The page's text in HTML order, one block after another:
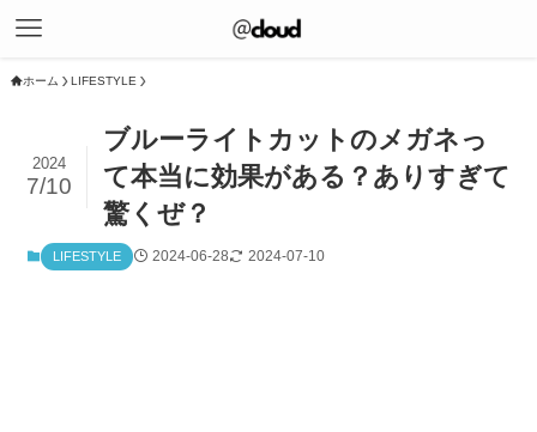
ホーム LIFESTYLE
ブルーライトカットのメガネっ
て本当に効果がある？ありすぎて
驚くぜ？
2024
7/10
LIFESTYLE 2024-06-28 2024-07-10